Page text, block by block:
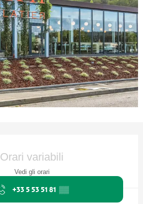
Orari variabili
Vedi gli orari
+33 5 53 51 81 ▒▒